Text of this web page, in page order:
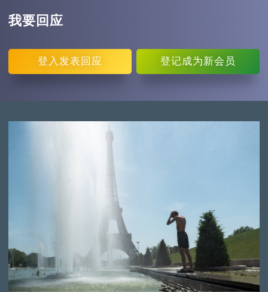
我要回应
登入 发表回应 登记成为新会员